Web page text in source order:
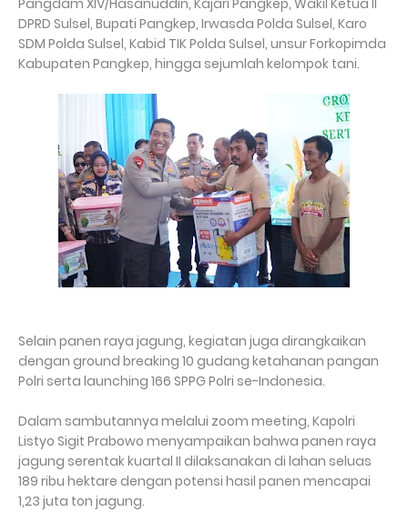
Pangdam XIV/Hasanuddin, Kajari Pangkep, Wakil Ketua II
DPRD Sulsel, Bupati Pangkep, Irwasda Polda Sulsel, Karo
SDM Polda Sulsel, Kabid TIK Polda Sulsel, unsur Forkopimda
Kabupaten Pangkep, hingga sejumlah kelompok tani.
Selain panen raya jagung, kegiatan juga dirangkaikan
dengan ground breaking 10 gudang ketahanan pangan
Polri serta launching 166 SPPG Polri se-Indonesia.
Dalam sambutannya melalui zoom meeting, Kapolri
Listyo Sigit Prabowo menyampaikan bahwa panen raya
jagung serentak kuartal II dilaksanakan di lahan seluas
189 ribu hektare dengan potensi hasil panen mencapai
1,23 juta ton jagung.